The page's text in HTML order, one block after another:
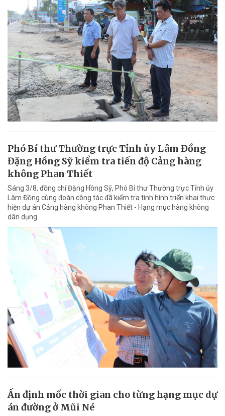
Phó Bí thư Thường trực Tỉnh ủy Lâm Đồng
Đặng Hồng Sỹ kiểm tra tiến độ Cảng hàng
không Phan Thiết
Sáng 3/8, đồng chí Đặng Hồng Sỹ, Phó Bí thư Thường trực Tỉnh ủy
Lâm Đồng cùng đoàn công tác đã kiểm tra tình hình triển khai thực
hiện dự án Cảng hàng không Phan Thiết - Hạng mục hàng không
dân dụng.
Ấn định mốc thời gian cho từng hạng mục dự
án đường ở Mũi Né